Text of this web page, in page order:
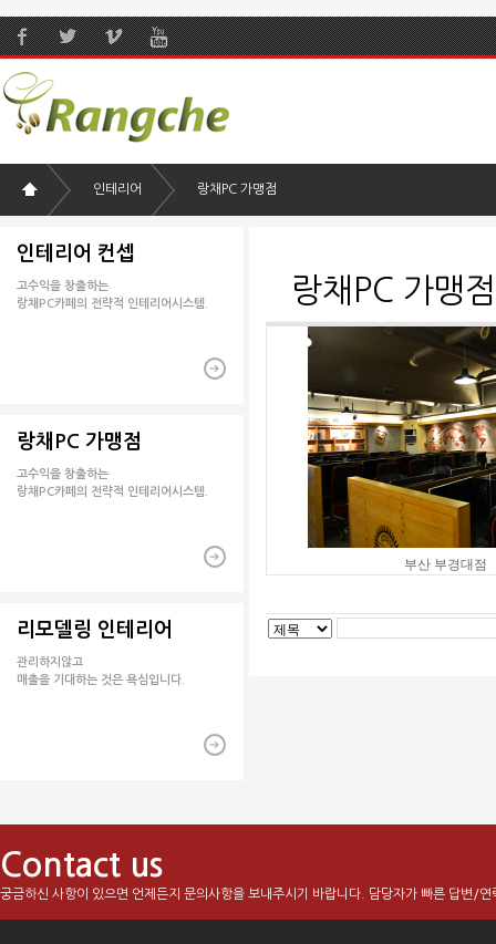
인테리어 랑채PC 가맹점
인테리어 컨셉
고수익을 창출하는
랑채PC카페의 전략적 인테리어시스템.
랑채PC 가맹점
고수익을 창출하는
랑채PC카페의 전략적 인테리어시스템.
리모델링 인테리어
관리하지않고
매출을 기대하는 것은 욕심입니다.
랑채PC 가맹점
부산 부경대점
Contact us
궁금하신 사항이 있으면 언제든지 문의사항을 보내주시기 바랍니다. 담당자가 빠른 답변/연